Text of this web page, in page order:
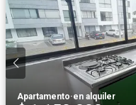
Apartamento·en alquiler